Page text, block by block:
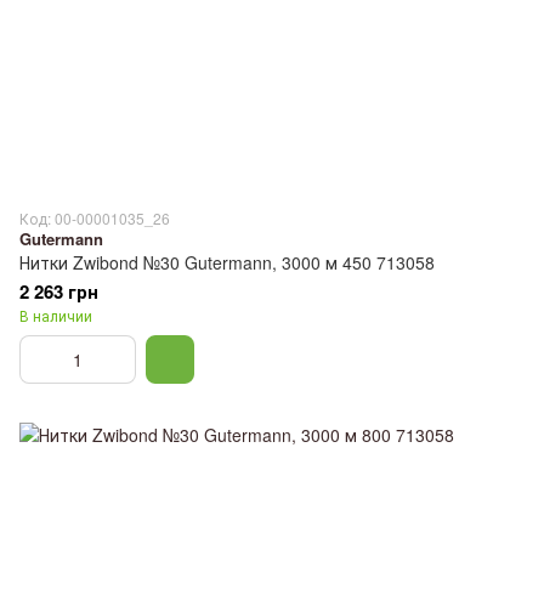
Код: 00-00001035_26
Gutermann
Нитки Zwibond №30 Gutermann, 3000 м 450 713058
2 263 грн
В наличии